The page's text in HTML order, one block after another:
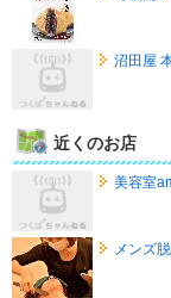
沼田屋
近くのお店
美容室
メンズ